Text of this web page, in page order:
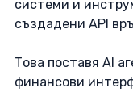
системи и
създадени API
Това поставя AI
финансови